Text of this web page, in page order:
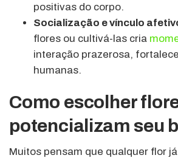
positivas do corpo.
Socialização e vínculo
flores ou cultivá-las cria
interação prazerosa,
humanas.
Como escolher
potencializam seu
Muitos pensam que qualquer flor